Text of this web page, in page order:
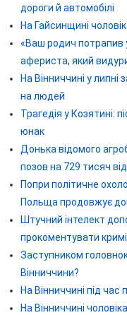
дороги й автомобілі
На Гайсинщині
«Ваш родич потрапив
афериста, який
На Вінниччині у
на людей
Трагедія у Козятині:
юнак
Донька відомого
позов на 729 тисяч
Попри політичне
Польща продовжує
Штучний інтелект
прокоментувати
Заступником
Вінниччини?
На Вінниччині під час
На Вінниччині